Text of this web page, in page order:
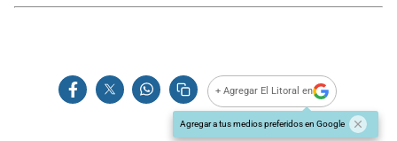
+ Agregar El Litoral en
Agregar a tus medios preferidos en Google